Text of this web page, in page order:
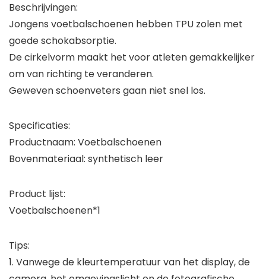
Beschrijvingen:
Jongens voetbalschoenen hebben TPU zolen met
goede schokabsorptie.
De cirkelvorm maakt het voor atleten gemakkelijker
om van richting te veranderen.
Geweven schoenveters gaan niet snel los.
Specificaties:
Productnaam: Voetbalschoenen
Bovenmateriaal: synthetisch leer
Product lijst:
Voetbalschoenen*1
Tips:
1. Vanwege de kleurtemperatuur van het display, de